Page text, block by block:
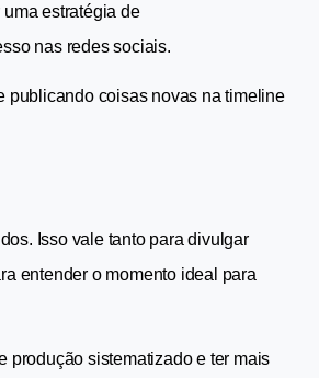
estratégia de
nas redes sociais.
publicando coisas novas na timeline
Isso vale tanto para divulgar
entender o momento ideal para
produção sistematizado e ter mais